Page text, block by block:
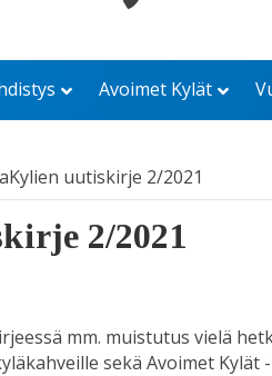
Avoimet Kylät
uutiskirje 2/2021
2/2021
mm. muistutus vielä
sekä Avoimet Kylät